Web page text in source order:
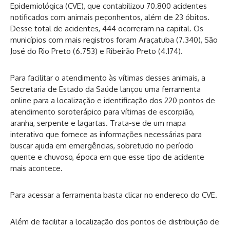
Epidemiológica (CVE), que contabilizou 70.800 acidentes
notificados com animais peçonhentos, além de 23 óbitos.
Desse total de acidentes, 444 ocorreram na capital. Os
municípios com mais registros foram Araçatuba (7.340), São
José do Rio Preto (6.753) e Ribeirão Preto (4.174).
Para facilitar o atendimento às vítimas desses animais, a
Secretaria de Estado da Saúde lançou uma ferramenta
online para a localização e identificação dos 220 pontos de
atendimento soroterápico para vítimas de escorpião,
aranha, serpente e lagartas. Trata-se de um mapa
interativo que fornece as informações necessárias para
buscar ajuda em emergências, sobretudo no período
quente e chuvoso, época em que esse tipo de acidente
mais acontece.
Para acessar a ferramenta basta clicar no endereço do CVE.
Além de facilitar a localização dos pontos de distribuição de